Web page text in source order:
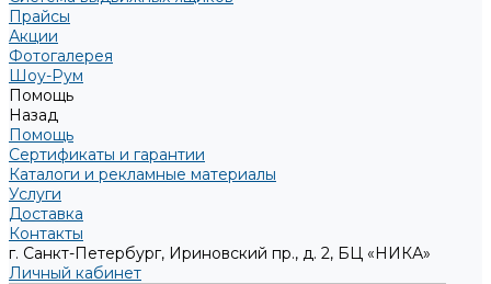
Прайсы
Акции
Фотогалерея
Шоу-Рум
Помощь
Назад
Помощь
Сертификаты и гарантии
Каталоги и рекламные материалы
Услуги
Доставка
Контакты
г. Санкт-Петербург, Ириновский пр., д. 2, БЦ «НИКА»
Личный кабинет